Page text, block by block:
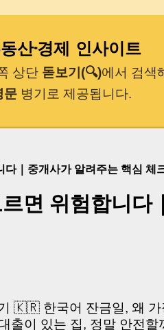
기본 콘텐츠로
·경제 인사이트
상단 돋보기(🔍)에서 검색
문 병기로 제공됩니다.
다｜중개사가 알려주는 핵심 체
면 위험합니다
🇰🇷 한국어 잔금일, 왜
출이 있는 집, 정말 안전